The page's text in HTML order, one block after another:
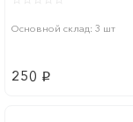
Основной склад: 3 шт
250 p